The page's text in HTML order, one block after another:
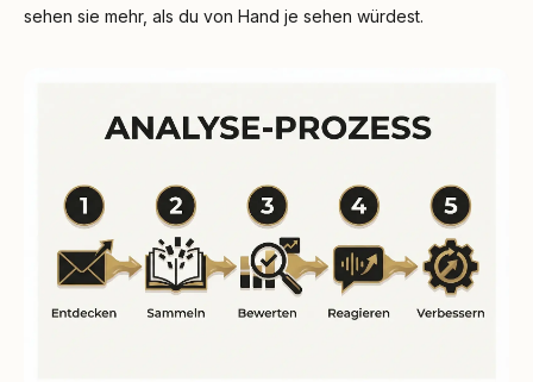
sehen sie mehr, als du von Hand je sehen würdest.